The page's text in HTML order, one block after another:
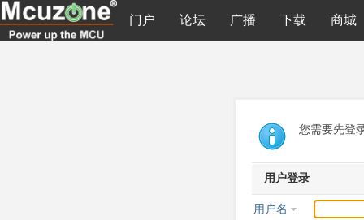
门户 论坛 广播 下载 商城
您需要先登
用户登录
用户名